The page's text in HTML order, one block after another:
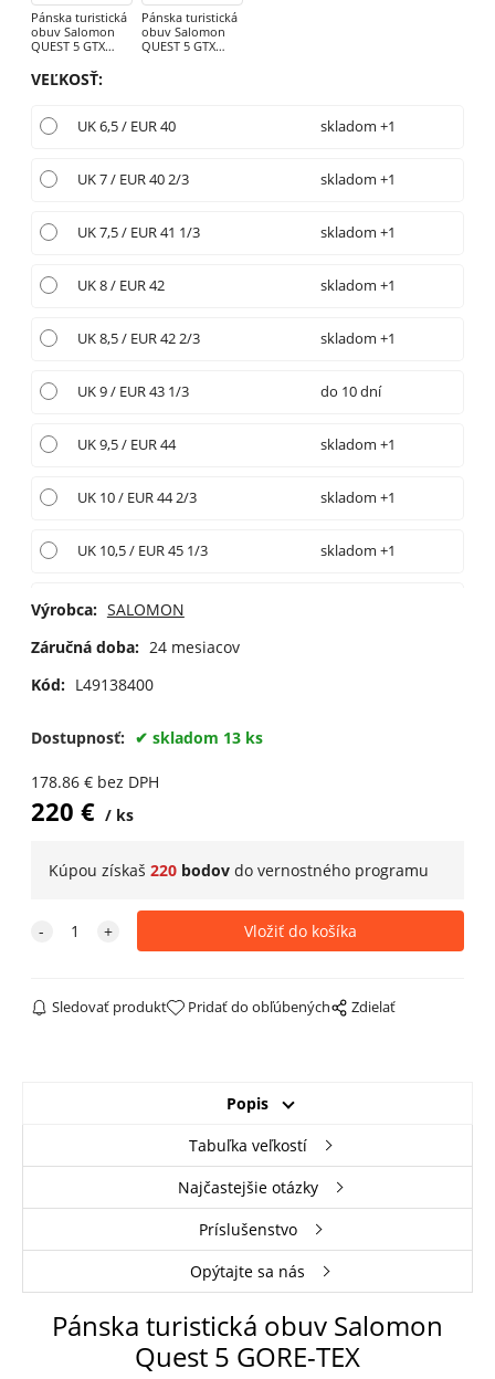
Pánska turistická
obuv Salomon
QUEST 5 GTX
Lichen Green
Pánska turistická
obuv Salomon
QUEST 5 GTX
VEĽKOSŤ:
UK 6,5 / EUR 40 skladom +1
UK 7 / EUR 40 2/3 skladom +1
UK 7,5 / EUR 41 1/3 skladom +1
UK 8 / EUR 42 skladom +1
UK 8,5 / EUR 42 2/3 skladom +1
UK 9 / EUR 43 1/3 do 10 dní
UK 9,5 / EUR 44 skladom +1
UK 10 / EUR 44 2/3 skladom +1
UK 10,5 / EUR 45 1/3 skladom +1
UK 11 / EUR 46
UK 11,5 / EUR 46 2/3
UK 13,5 / EUR 49 1/3
Výrobca: SALOMON
Záručná doba: 24 mesiacov
Kód: L49138400
Dostupnosť: skladom 13 ks
178.86€ bez DPH
220 € ks
Kúpou získaš 220bodovdo vernostného programu
Sledovať produkt Pridať do obľúbených Zdielať
Popis
Tabuľka veľkostí
Najčastejšie otázky
Príslušenstvo
Opýtajte sa nás
Pánska turistická obuv Salomon
Quest 5 GORE-TEX